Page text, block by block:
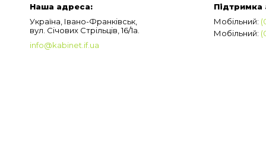
Наша адреса:
Україна, Івано-Франківськ,
вул. Січових Стрільців, 16/1а.
info@kabinet.if.ua
Підтримка
Мобільний:
Мобільний: